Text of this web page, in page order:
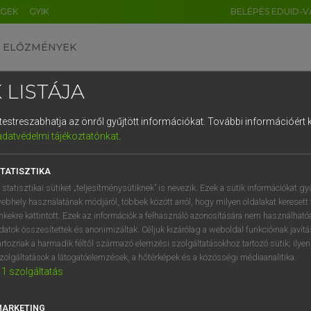
GYIK BELÉPÉS EDUID-
ELŐZMÉNYEK
szótár
VAN ELŐFIZETÉSED?
megtekintéséhez.
LISTÁJA
az önről gyűjtött információkat. További információért
tájékoztatónkat.
statisztikai sütiket „teljesítménysütiknek” is nevezik. Ezek a sütik információkat
használatának módjáról, többek között arról, hogy milyen oldalakat keresett
kattintott. Ezek az információk a felhasználó azonosítására nem
összesítettek és anonimizáltak. Céljuk kizárólag a weboldal funkcióinak
a harmadik féltől származó elemzési szolgáltatásokhoz tartozó sütik;
a látogatóelemzések, a hőtérképek és a közösségi médiaanalitika.
1 szolgáltatás
DE CN FR ES IT NL
1 2 3 4 5 6 7 8 9
q w e r t z u i
a s d f g h j k l é
í y x c v b n m , .